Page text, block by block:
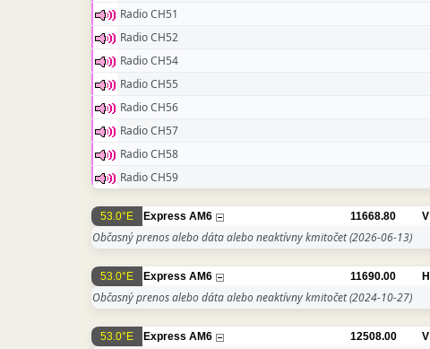
Radio CH51
Radio CH52
Radio CH54
Radio CH55
Radio CH56
Radio CH57
Radio CH58
Radio CH59
53.0°E Express AM6 11668.80 V
Občasný prenos alebo dáta alebo neaktívny kmitočet(2026-06-13)
53.0°E Express AM6 11690.00 H
Občasný prenos alebo dáta alebo neaktívny kmitočet(2024-10-27)
53.0°E Express AM6 12508.00 V